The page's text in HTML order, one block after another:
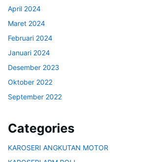
April 2024
Maret 2024
Februari 2024
Januari 2024
Desember 2023
Oktober 2022
September 2022
Categories
KAROSERI ANGKUTAN MOTOR